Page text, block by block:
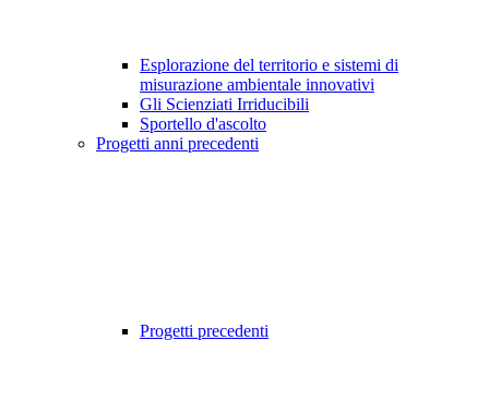
Esplorazione del territorio e sistemi di
misurazione ambientale innovativi
Gli Scienziati Irriducibili
Sportello d'ascolto
Progetti anni precedenti
Progetti precedenti